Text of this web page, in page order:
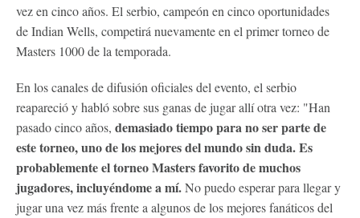
vez en cinco años. El serbio, campeón en cinco oportunidades
de Indian Wells, competirá nuevamente en el primer torneo de
Masters 1000 de la temporada.
En los canales de difusión oficiales del evento, el serbio
reapareció y habló sobre sus ganas de jugar allí otra vez: "Han
pasado cinco años, demasiado tiempo para no ser parte de
este torneo, uno de los mejores del mundo sin duda. Es
probablemente el torneo Masters favorito de muchos
jugadores, incluyéndome a mí.No puedo esperar para llegar y
jugar una vez más frente a algunos de los mejores fanáticos del